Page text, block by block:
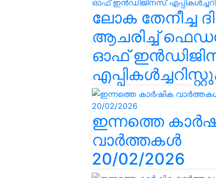
ലോക തേനീച്ച
ആചരിച്ച്
ഓഫ്
ഇന്നത്തെ
വാർത്തകൾ
20/02/2026